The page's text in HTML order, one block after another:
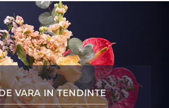
vara in tendinte